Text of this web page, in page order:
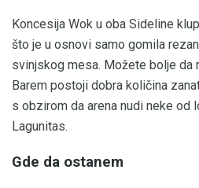
Koncesija Wok u oba Sideline
što je u osnovi samo gomila
svinjskog mesa. Možete bolje da
Barem postoji dobra količina
s obzirom da arena nudi neke od
Lagunitas.
Gde da ostanem